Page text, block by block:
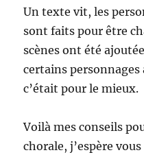
Un texte vit, les
sont faits pour être
scènes ont été
certains personnages
c’était pour le mieux.
Voilà mes conseils
chorale, j’espère